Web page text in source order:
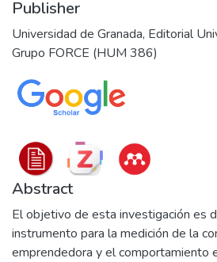
Publisher
Universidad de Granada, Editorial
Grupo FORCE (HUM 386)
Abstract
El objetivo de esta investigación es
instrumento para la medición de la
emprendedora y el comportamiento